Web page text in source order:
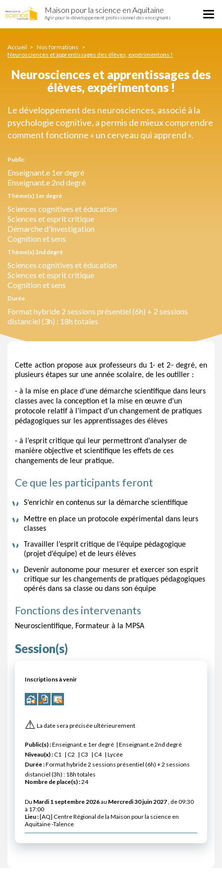
Neurosciences
et
élèves,
expérimentons
au
Maison pour la science en Aquitaine
Agir pour le développement professionnel des enseignants
Accueil
Nos formations
Neurosciences et apprentissages des élèves, expérimentons !
Neurosciences et apprentissages des
élèves, expérimentons !
Le développement des neurosciences, associé à la
psychologie cognitive, a permis de mieux comprendre
comment fonctionne « un cerveau qui apprend ».
Public
Enseignant.e 1er degré
Enseignant.e 2nd degré
Thème(s) 1er degré
Sciences cognitives et éducation
Sciences et esprit critique
Démarche d'investigation
Cognition et sens
Thème(s) 2nd degré
Sciences cognitives et éducation
Sciences et esprit critique
Cognition et sens
Durée
Format hybride 2 sessions présentiel (6h) + 2 sessions
distanciel (3h) : 18h totales
Cette action propose aux professeurs du 1er et 2 nd
degré, en
plusieurs étapes sur une année scolaire, de les outiller :
- à la mise en place d’une démarche scientifique dans leurs
classes avec la conception et la mise en œuvre d’un
protocole relatif à l’impact d’un changement de pratiques
pédagogiques sur les apprentissages des élèves
- à l’esprit critique qui leur permettront d’analyser de
manière objective et scientifique les effets de ces
changements de leur pratique.
Ce que les participants feront
S’enrichir en contenus sur la démarche scientifique
Mettre en place un protocole expérimental dans leurs
classes
Travailler l’esprit critique de l’équipe pédagogique
(projet d’équipe) et de leurs élèves
Devenir autonome pour mesurer et exercer son esprit
critique sur les changements de pratiques pédagogiques
opérés dans sa classe ou dans son équipe
Fonctions des intervenants
Neuroscientifique, Formateur à la MPSA
Session(s)
Inscriptions à venir
⚠ La date sera précisée ultérieurement
Public(s) :Enseignant.e 1er degré
Enseignant.e 2nd degré
Niveau(x) :C1 C2 C3 C4
Lycée
Durée :Format hybride 2 sessions présentiel (6h) + 2 sessions
distanciel (3h) : 18h totales
Nombre de place(s) :24
Du Mardi 1 septembre 2026au Mercredi 30 juin 2027, de 09:30
à 17:00
Lieu :[AQ] Centre Régional de la Maison pour la science en
Aquitaine -Talence